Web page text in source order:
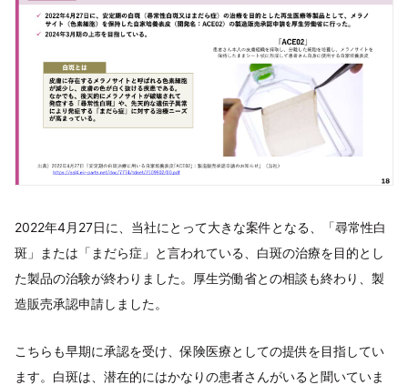
2022年4月27日に、当社にとって大きな案件となる、「尋常性白
斑」または「まだら症」と言われている、白斑の治療を目的とし
た製品の治験が終わりました。厚生労働省との相談も終わり、製
造販売承認申請しました。
こちらも早期に承認を受け、保険医療としての提供を目指してい
ます。白斑は、潜在的にはかなりの患者さんがいると聞いていま